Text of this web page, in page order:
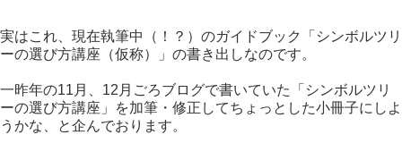
実はこれ、現在執筆中（！？）のガイドブック「シンボルツリ
ーの選び方講座（仮称）」の書き出しなのです。
一昨年の11月、12月ごろブログで書いていた「シンボルツリ
ーの選び方講座」を加筆・修正してちょっとした小冊子にしよ
うかな、と企んでおります。